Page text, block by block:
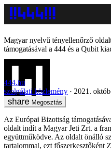
Magyar nyelvű tényellenőrző
támogatásával a 444 és a Qubit
444.hu
szolgálati közlemény
2021.
Megosztás
Az Európai Bizottság
oldalt indít a Magyar Jeti Zrt. a
együttműködve. Az oldalt önálló
tartalommal, ezt főszerkesztőként